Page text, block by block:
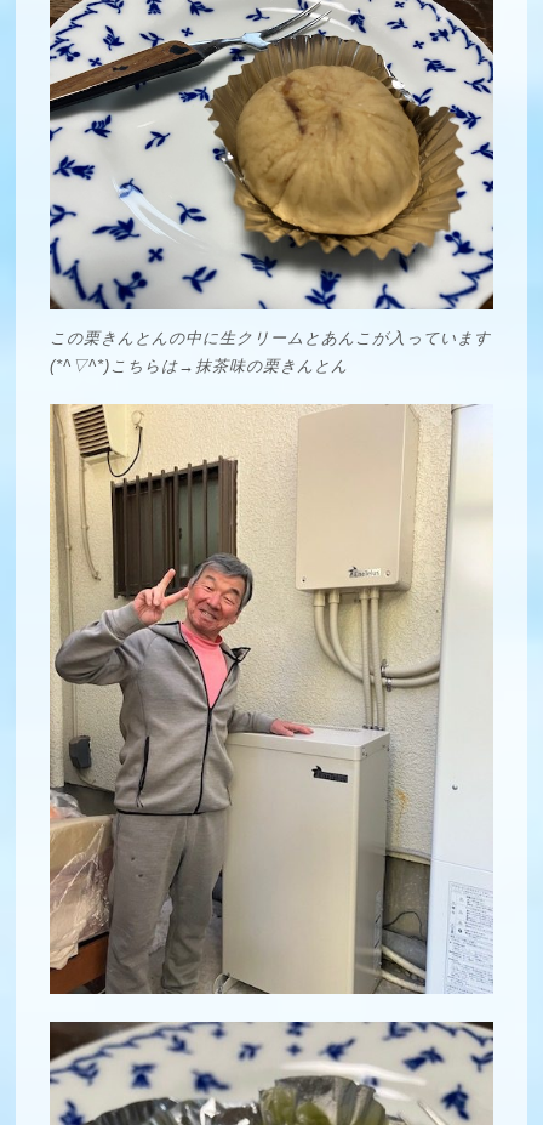
この栗きんとんの中に生クリームとあんこが入っています
(*^▽^*)こちらは→抹茶味の栗きんとん